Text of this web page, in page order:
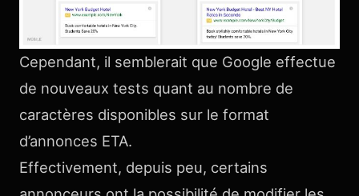
Cependant, il semblerait que Google effectue
de nouveaux tests quant au nombre de
caractères disponibles sur le format
d’annonces ETA.
Effectivement, depuis peu, certains